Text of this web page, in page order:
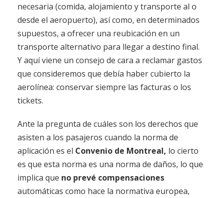
necesaria (comida, alojamiento y transporte al o
desde el aeropuerto), así como, en determinados
supuestos, a ofrecer una reubicación en un
transporte alternativo para llegar a destino final.
Y aquí viene un consejo de cara a reclamar gastos
que consideremos que debía haber cubierto la
aerolínea: conservar siempre las facturas o los
tickets.
Ante la pregunta de cuáles son los derechos que
asisten a los pasajeros cuando la norma de
aplicación es el Convenio de Montreal, lo cierto
es que esta norma es una norma de daños, lo que
implica que no prevé compensaciones
automáticas como hace la normativa europea,